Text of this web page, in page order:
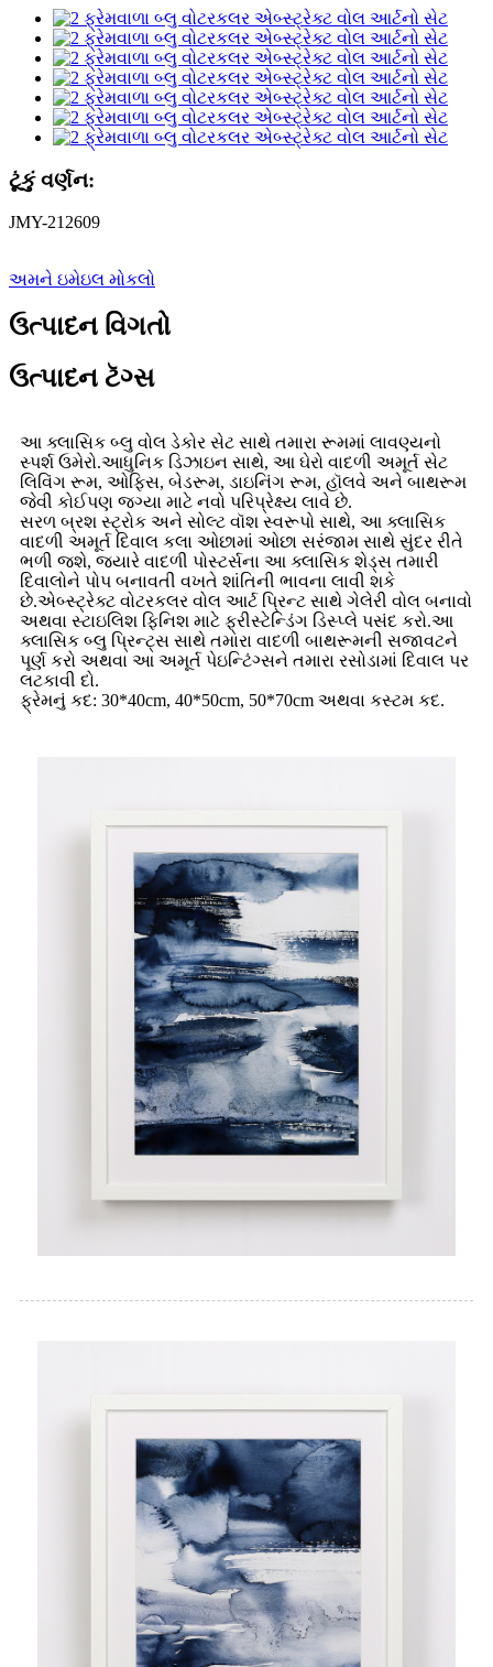
ટૂંકું વર્ણન:
JMY-212609
અમને ઇમેઇલ મોકલો
ઉત્પાદન વિગતો
ઉત્પાદન ટૅગ્સ
આ ક્લાસિક બ્લુ વોલ ડેકોર સેટ સાથે તમારા રૂમમાં લાવણ્યનો
સ્પર્શ ઉમેરો.આધુનિક ડિઝાઇન સાથે, આ ઘેરો વાદળી અમૂર્ત સેટ
લિવિંગ રૂમ, ઓફિસ, બેડરૂમ, ડાઇનિંગ રૂમ, હૉલવે અને બાથરૂમ
જેવી કોઈપણ જગ્યા માટે નવો પરિપ્રેક્ષ્ય લાવે છે.
સરળ બ્રશ સ્ટ્રોક અને સોલ્ટ વૉશ સ્વરૂપો સાથે, આ ક્લાસિક
વાદળી અમૂર્ત દિવાલ કલા ઓછામાં ઓછા સરંજામ સાથે સુંદર રીતે
ભળી જશે, જ્યારે વાદળી પોસ્ટર્સના આ ક્લાસિક શેડ્સ તમારી
દિવાલોને પોપ બનાવતી વખતે શાંતિની ભાવના લાવી શકે
છે.એબ્સ્ટ્રેક્ટ વોટરકલર વોલ આર્ટ પ્રિન્ટ સાથે ગેલેરી વોલ બનાવો
અથવા સ્ટાઇલિશ ફિનિશ માટે ફ્રીસ્ટેન્ડિંગ ડિસ્પ્લે પસંદ કરો.આ
ક્લાસિક બ્લુ પ્રિન્ટ્સ સાથે તમારા વાદળી બાથરૂમની સજાવટને
પૂર્ણ કરો અથવા આ અમૂર્ત પેઇન્ટિંગ્સને તમારા રસોડામાં દિવાલ પર
લટકાવી દો.
ફ્રેમનું કદ: 30*40cm, 40*50cm, 50*70cm અથવા કસ્ટમ કદ.